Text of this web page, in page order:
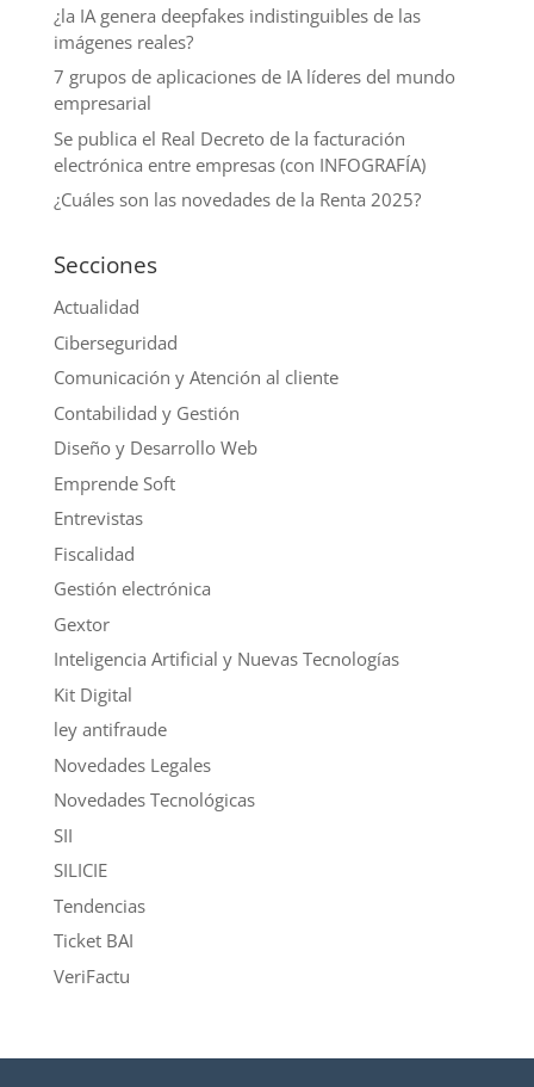
¿la IA genera deepfakes indistinguibles de las
imágenes reales?
7 grupos de aplicaciones de IA líderes del mundo
empresarial
Se publica el Real Decreto de la facturación
electrónica entre empresas (con INFOGRAFÍA)
¿Cuáles son las novedades de la Renta 2025?
Secciones
Actualidad
Ciberseguridad
Comunicación y Atención al cliente
Contabilidad y Gestión
Diseño y Desarrollo Web
Emprende Soft
Entrevistas
Fiscalidad
Gestión electrónica
Gextor
Inteligencia Artificial y Nuevas Tecnologías
Kit Digital
ley antifraude
Novedades Legales
Novedades Tecnológicas
SII
SILICIE
Tendencias
Ticket BAI
VeriFactu